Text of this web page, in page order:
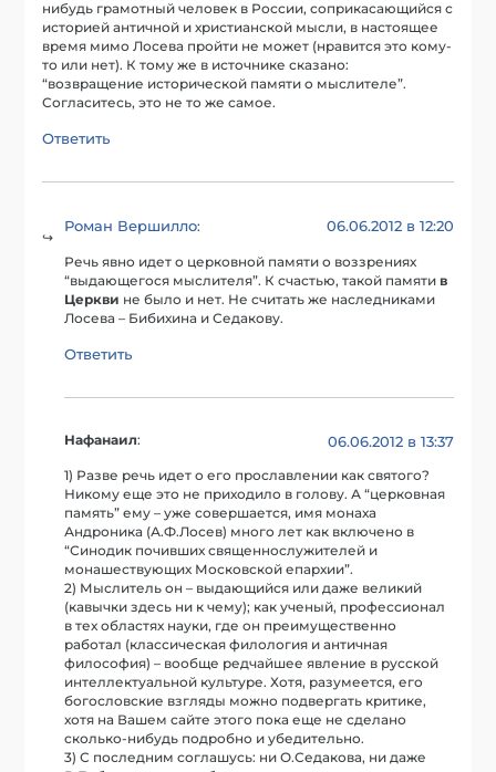
нибудь грамотный человек в России, соприкасающийся с
историей античной и христианской мысли, в настоящее
время мимо Лосева пройти не может (нравится это кому-
то или нет). К тому же в источнике сказано:
“возвращение исторической памяти о мыслителе”.
Согласитесь, это не то же самое.
Ответить
Роман Вершилло: 06.06.2012 в 12:20
Речь явно идет о церковной памяти о воззрениях
“выдающегося мыслителя”. К счастью, такой памяти в
Церкви не было и нет. Не считать же наследниками
Лосева – Бибихина и Седакову.
Ответить
Нафанаил: 06.06.2012 в 13:37
1) Разве речь идет о его прославлении как святого?
Никому еще это не приходило в голову. А “церковная
память” ему – уже совершается, имя монаха
Андроника (А.Ф.Лосев) много лет как включено в
“Синодик почивших священнослужителей и
монашествующих Московской епархии”.
2) Мыслитель он – выдающийся или даже великий
(кавычки здесь ни к чему); как ученый, профессионал
в тех областях науки, где он преимущественно
работал (классическая филология и античная
философия) – вообще редчайшее явление в русской
интеллектуальной культуре. Хотя, разумеется, его
богословские взгляды можно подвергать критике,
хотя на Вашем сайте этого пока еще не сделано
сколько-нибудь подробно и убедительно.
3) С последним соглашусь: ни О.Седакова, ни даже